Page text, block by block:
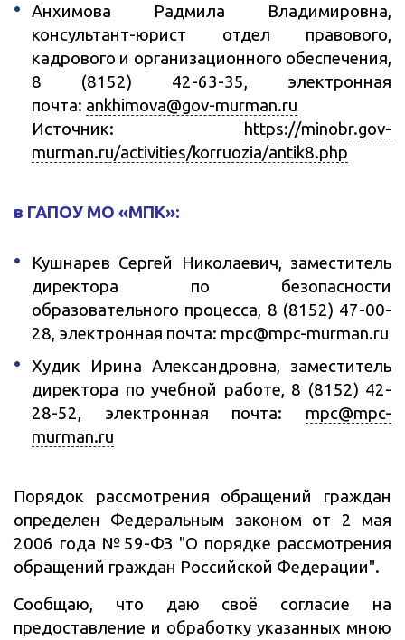
Анхимова Радмила Владимировна,
консультант-юрист отдел правового,
кадрового и организационного обеспечения,
8 (8152) 42-63-35, электронная
почта: ankhimova@gov-murman.ru
Источник: https://minobr.gov-
murman.ru/activities/korruozia/antik8.php
в ГАПОУ МО «МПК»:
Кушнарев Сергей Николаевич, заместитель
директора по безопасности
образовательного процесса, 8 (8152) 47-00-
28, электронная почта: mpc@mpc-murman.ru
Худик Ирина Александровна, заместитель
директора по учебной работе, 8 (8152) 42-
28-52, электронная почта: mpc@mpc-
murman.ru
Порядок рассмотрения обращений граждан
определен Федеральным законом от 2 мая
2006 года №59-ФЗ "О порядке рассмотрения
обращений граждан Российской Федерации".
Сообщаю, что даю своё согласие на
предоставление и обработку указанных мною